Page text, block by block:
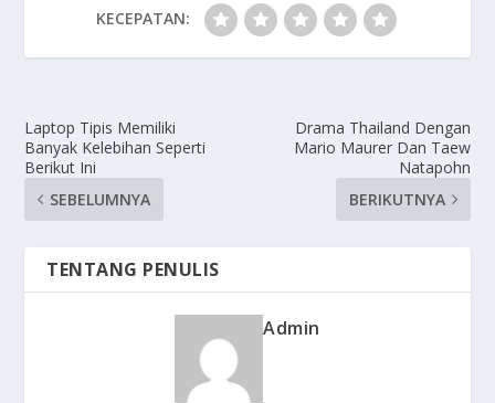
KECEPATAN:
Laptop Tipis Memiliki
Banyak Kelebihan Seperti
Berikut Ini
SEBELUMNYA
Drama Thailand Dengan
Mario Maurer Dan Taew
Natapohn
BERIKUTNYA
TENTANG PENULIS
Admin